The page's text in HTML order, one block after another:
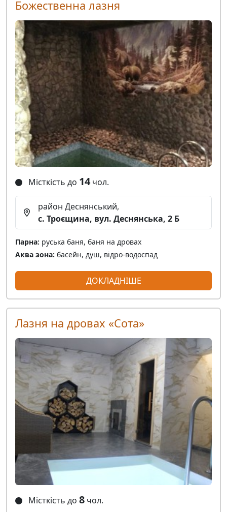
Божественна лазня
Місткість до 14 чол.
район Деснянський,
с. Троєщина, вул. Деснянська, 2 Б
Парна: руська баня, баня на дровах
Аква зона: басейн, душ, відро-водоспад
ДОКЛАДНІШЕ
Лазня на дровах «Сота»
Місткість до 8 чол.